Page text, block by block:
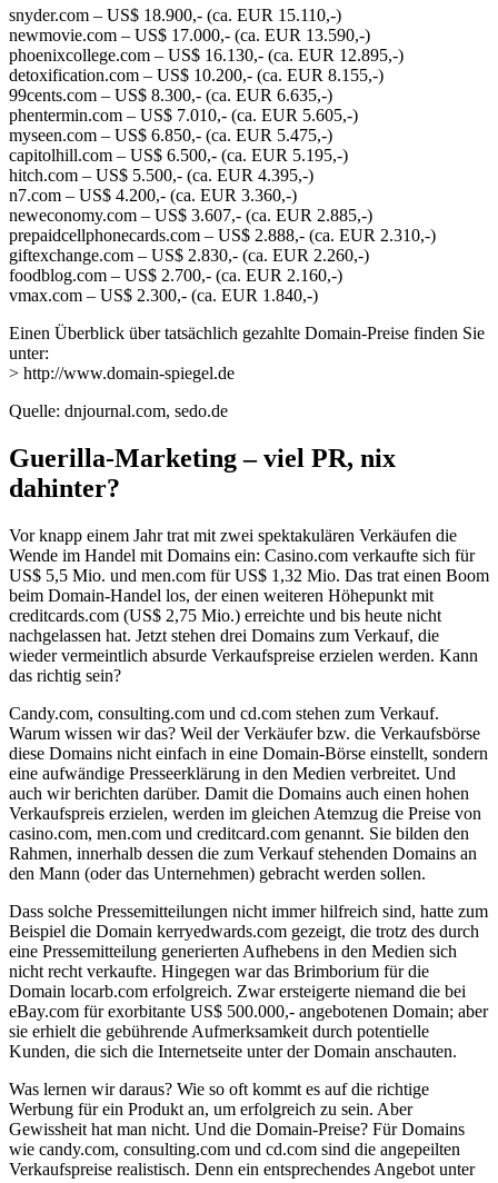
snyder.com – US$ 18.900,- (ca. EUR 15.110,-)
newmovie.com – US$ 17.000,- (ca. EUR 13.590,-)
phoenixcollege.com – US$ 16.130,- (ca. EUR 12.895,-)
detoxification.com – US$ 10.200,- (ca. EUR 8.155,-)
99cents.com – US$ 8.300,- (ca. EUR 6.635,-)
phentermin.com – US$ 7.010,- (ca. EUR 5.605,-)
myseen.com – US$ 6.850,- (ca. EUR 5.475,-)
capitolhill.com – US$ 6.500,- (ca. EUR 5.195,-)
hitch.com – US$ 5.500,- (ca. EUR 4.395,-)
n7.com – US$ 4.200,- (ca. EUR 3.360,-)
neweconomy.com – US$ 3.607,- (ca. EUR 2.885,-)
prepaidcellphonecards.com – US$ 2.888,- (ca. EUR 2.310,-)
giftexchange.com – US$ 2.830,- (ca. EUR 2.260,-)
foodblog.com – US$ 2.700,- (ca. EUR 2.160,-)
vmax.com – US$ 2.300,- (ca. EUR 1.840,-)
Einen Überblick über tatsächlich gezahlte Domain-Preise finden Sie
unter:
> http://www.domain-spiegel.de
Quelle: dnjournal.com, sedo.de
Guerilla-Marketing – viel PR, nix
dahinter?
Vor knapp einem Jahr trat mit zwei spektakulären Verkäufen die
Wende im Handel mit Domains ein: Casino.com verkaufte sich für
US$ 5,5 Mio. und men.com für US$ 1,32 Mio. Das trat einen Boom
beim Domain-Handel los, der einen weiteren Höhepunkt mit
creditcards.com (US$ 2,75 Mio.) erreichte und bis heute nicht
nachgelassen hat. Jetzt stehen drei Domains zum Verkauf, die
wieder vermeintlich absurde Verkaufspreise erzielen werden. Kann
das richtig sein?
Candy.com, consulting.com und cd.com stehen zum Verkauf.
Warum wissen wir das? Weil der Verkäufer bzw. die Verkaufsbörse
diese Domains nicht einfach in eine Domain-Börse einstellt, sondern
eine aufwändige Presseerklärung in den Medien verbreitet. Und
auch wir berichten darüber. Damit die Domains auch einen hohen
Verkaufspreis erzielen, werden im gleichen Atemzug die Preise von
casino.com, men.com und creditcard.com genannt. Sie bilden den
Rahmen, innerhalb dessen die zum Verkauf stehenden Domains an
den Mann (oder das Unternehmen) gebracht werden sollen.
Dass solche Pressemitteilungen nicht immer hilfreich sind, hatte zum
Beispiel die Domain kerryedwards.com gezeigt, die trotz des durch
eine Pressemitteilung generierten Aufhebens in den Medien sich
nicht recht verkaufte. Hingegen war das Brimborium für die
Domain locarb.com erfolgreich. Zwar ersteigerte niemand die bei
eBay.com für exorbitante US$ 500.000,- angebotenen Domain; aber
sie erhielt die gebührende Aufmerksamkeit durch potentielle
Kunden, die sich die Internetseite unter der Domain anschauten.
Was lernen wir daraus? Wie so oft kommt es auf die richtige
Werbung für ein Produkt an, um erfolgreich zu sein. Aber
Gewissheit hat man nicht. Und die Domain-Preise? Für Domains
wie candy.com, consulting.com und cd.com sind die angepeilten
Verkaufspreise realistisch. Denn ein entsprechendes Angebot unter